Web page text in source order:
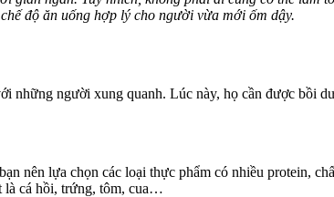
độ ăn uống hợp lý cho người vừa mới ốm dậy.
những người xung quanh. Lúc này, họ cần được bồi
nên lựa chọn các loại thực phẩm có nhiều protein,
là cá hồi, trứng, tôm, cua…